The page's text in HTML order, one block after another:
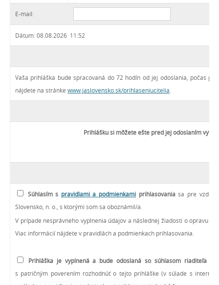
E-mail:
Dátum: 08.08.2026 11:52
Vaša prihláška bude spracovaná do 72 hodín od jej odoslania, počas
nájdete na stránke www.jaslovensko.sk/prihlaseniucitelia
Prihlášku si môžete ešte pred jej odoslaním
Súhlasím s pravidlami a podmienkami prihlasovaniasa pre
Slovensko, n. o., s ktorými som sa oboznámil/a.
V prípade nesprávneho vyplnenia údajov a následnej žiadosti o opravu
Viac informácií nájdete v pravidlách a podmienkach prihlasovania.
Prihláška je vyplnená a bude odoslaná so súhlasom riaditeľa
s patričným poverením rozhodnúť o tejto prihláške (v súlade s